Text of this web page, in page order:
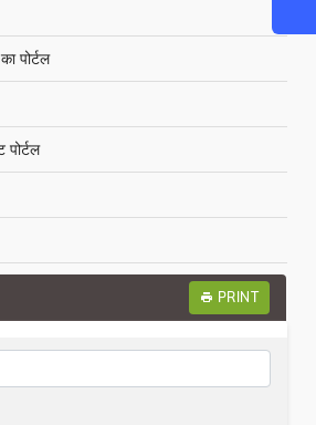
पोर्टल
PRINT